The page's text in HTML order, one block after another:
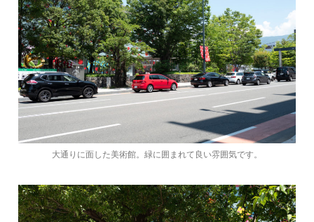
大通りに面した美術館。緑に囲まれて良い雰囲気です。